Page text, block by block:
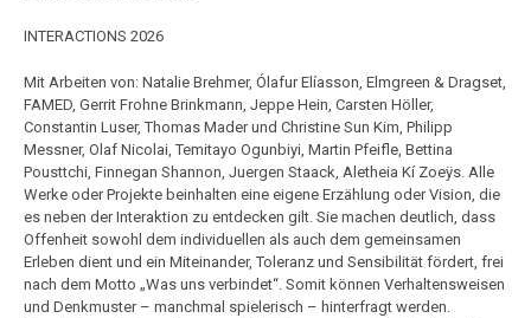
INTERACTIONS 2026
Mit Arbeiten von: Natalie Brehmer, Ólafur Elíasson, Elmgreen & Dragset,
FAMED, Gerrit Frohne Brinkmann, Jeppe Hein, Carsten Höller,
Constantin Luser, Thomas Mader und Christine Sun Kim, Philipp
Messner, Olaf Nicolai, Temitayo Ogunbiyi, Martin Pfeifle, Bettina
Pousttchi, Finnegan Shannon, Juergen Staack, Aletheia Kí Zoeÿs. Alle
Werke oder Projekte beinhalten eine eigene Erzählung oder Vision, die
es neben der Interaktion zu entdecken gilt. Sie machen deutlich, dass
Offenheit sowohl dem individuellen als auch dem gemeinsamen
Erleben dient und ein Miteinander, Toleranz und Sensibilität fördert, frei
nach dem Motto „Was uns verbindet“. Somit können Verhaltensweisen
und Denkmuster – manchmal spielerisch – hinterfragt werden.